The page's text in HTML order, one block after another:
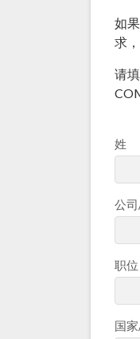
如
求
请
姓
公
职位
国